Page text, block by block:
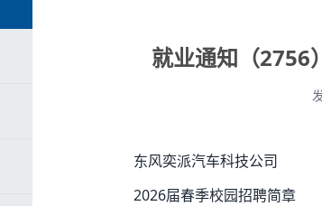
就业通知（2756
东风奕派汽车科技公司
2026届春季校园招聘简章